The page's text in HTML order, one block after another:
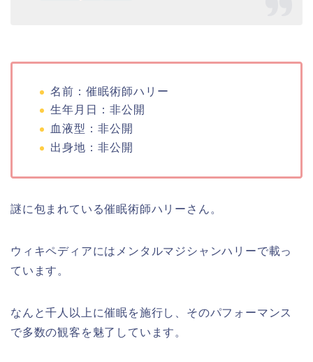
名前：催眠術師ハリー
生年月日：非公開
血液型：非公開
出身地：非公開
謎に包まれている催眠術師ハリーさん。
ウィキペディアにはメンタルマジシャンハリーで載っ
ています。
なんと千人以上に催眠を施行し、そのパフォーマンス
で多数の観客を魅了しています。